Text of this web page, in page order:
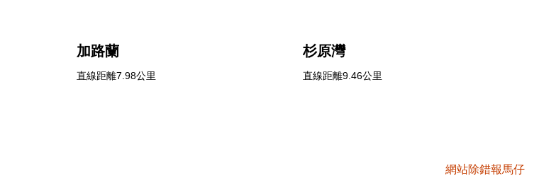
加路蘭
直線距離7.98公里
杉原灣
直線距離9.46公里
網站除錯報馬仔